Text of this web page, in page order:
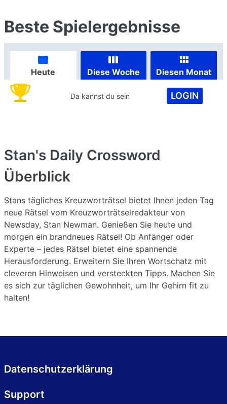
Beste Spielergebnisse
Heute Diese Woche Diesen Monat
Da kannst du sein LOGIN
Stan's Daily Crossword
Überblick
Stans tägliches Kreuzworträtsel bietet Ihnen jeden Tag
neue Rätsel vom Kreuzworträtselredakteur von
Newsday, Stan Newman. Genießen Sie heute und
morgen ein brandneues Rätsel! Ob Anfänger oder
Experte – jedes Rätsel bietet eine spannende
Herausforderung. Erweitern Sie Ihren Wortschatz mit
cleveren Hinweisen und versteckten Tipps. Machen Sie
es sich zur täglichen Gewohnheit, um Ihr Gehirn fit zu
halten!
Datenschutzerklärung
Support